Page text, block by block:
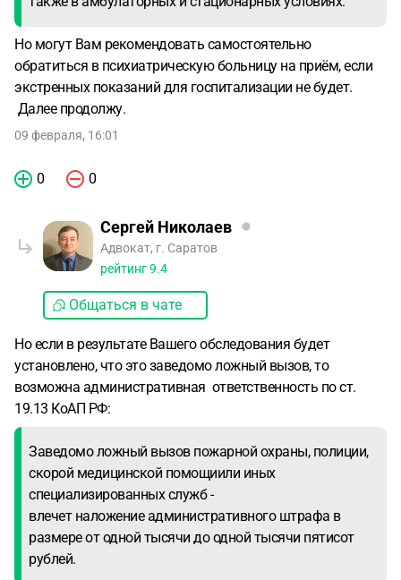
Но могут Вам рекомендовать самостоятельно
обратиться в психиатрическую больницу на приём, если
экстренных показаний для госпитализации не будет.
Далее продолжу.
09 февраля, 16:01
0 0
Сергей Николаев
Адвокат, г. Саратов
рейтинг9.4
Общаться в чате
Но если в результате Вашего обследования будет
установлено, что это заведомо ложный вызов, то
возможна административная ответственность по ст.
19.13 КоАП РФ:
Заведомо ложный вызов пожарной охраны, полиции,
скорой медицинской помощиили иных
специализированных служб -
влечет наложение административного штрафа в
размере от одной тысячи до одной тысячи пятисот
рублей.